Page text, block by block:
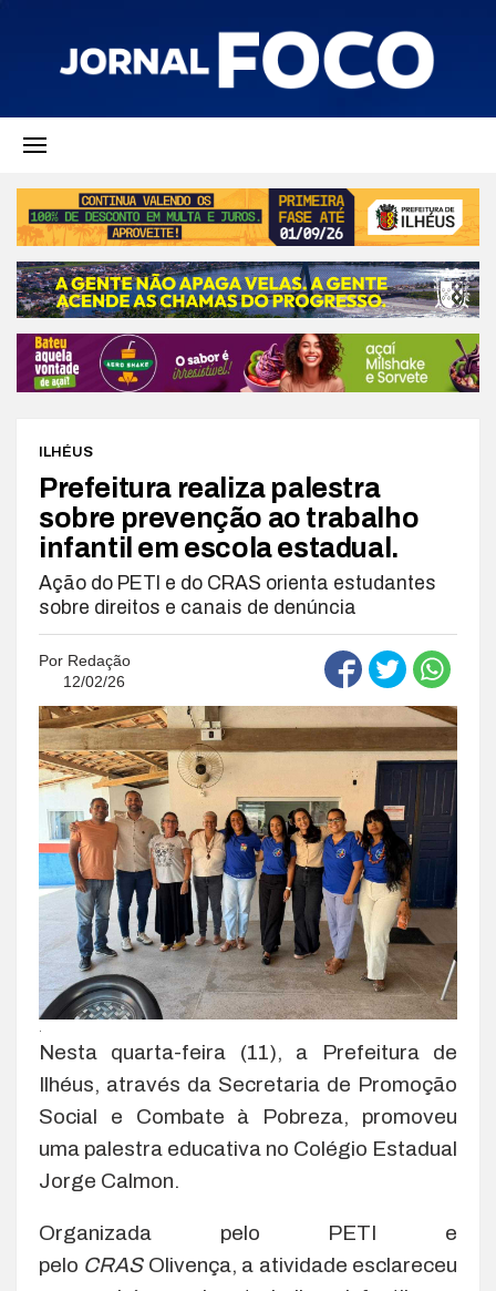
ILHÉUS
Prefeitura realiza palestra
sobre prevenção ao trabalho
infantil em escola estadual.
Ação do PETI e do CRAS orienta estudantes
sobre direitos e canais de denúncia
Por Redação
12/02/26
.
Nesta quarta-feira (11), a Prefeitura de
Ilhéus, através da Secretaria de Promoção
Social e Combate à Pobreza, promoveu
uma palestra educativa no Colégio Estadual
Jorge Calmon.
Organizada pelo PETI e
pelo CRASOlivença, a atividade esclareceu